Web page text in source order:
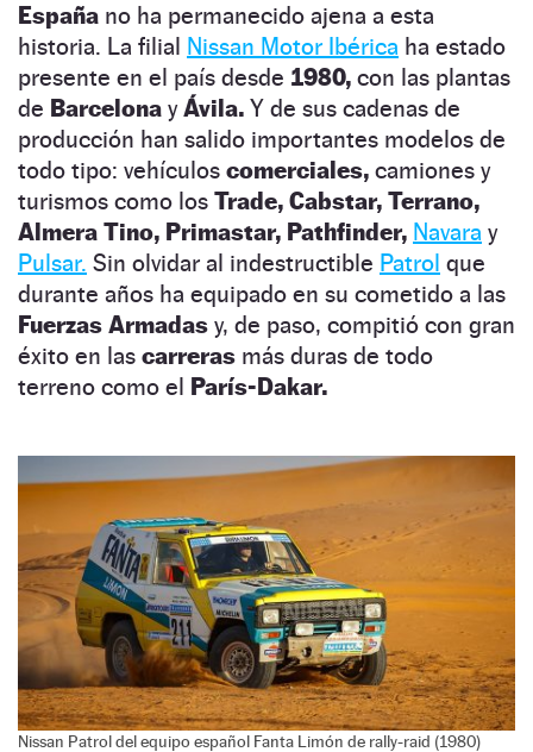
España no ha permanecido ajena a esta
historia. La filial Nissan Motor Ibérica ha estado
presente en el país desde 1980, con las plantas
de Barcelona yÁvila. Y de sus cadenas de
producción han salido importantes modelos de
todo tipo: vehículos comerciales, camiones y
turismos como los Trade, Cabstar, Terrano,
Almera Tino, Primastar, Pathfinder, Navara y
Pulsar. Sin olvidar al indestructible Patrol que
durante años ha equipado en su cometido a las
Fuerzas Armadas y, de paso, compitió con gran
éxito en las carreras más duras de todo
terreno como el París-Dakar.
Nissan Patrol del equipo español Fanta Limón de rally-raid (1980)